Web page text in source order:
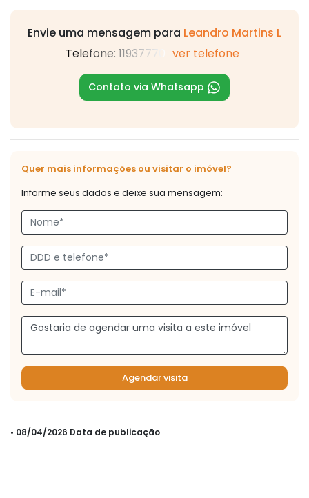
Envie uma mensagem para Leandro Martins L
Telefone: 11937770
ver telefone
Contato via Whatsapp
Quer mais informações ou visitar o imóvel?
Informe seus dados e deixe sua mensagem:
Agendar visita
• 08/04/2026 Data de publicação